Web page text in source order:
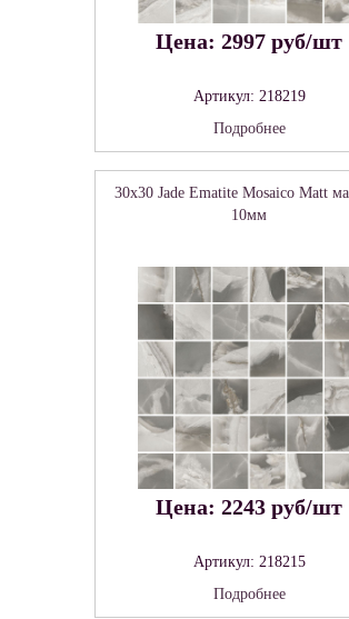
Цена: 2997 руб/шт
Артикул: 218219
Подробнее
30x30 Jade Ematite Mosaico Matt
10мм
Цена: 2243 руб/шт
Артикул: 218215
Подробнее